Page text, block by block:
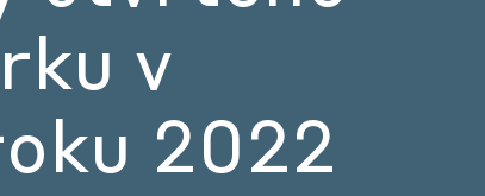
v
2022